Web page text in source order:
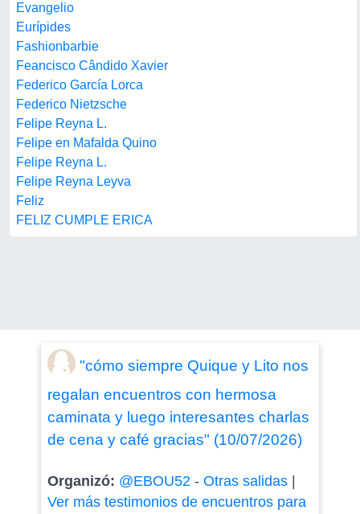
Evangelio
Eurípides
Fashionbarbie
Feancisco Cândido Xavier
Federico García Lorca
Federico Nietzsche
Felipe Reyna L.
Felipe en Mafalda Quino
Felipe Reyna L.
Felipe Reyna Leyva
Feliz
FELIZ CUMPLE ERICA
"cómo siempre Quique y Lito nos
regalan encuentros con hermosa
caminata y luego interesantes charlas
de cena y café gracias" (10/07/2026)
Organizó: @EBOU52- Otras salidas|
Ver más testimonios de encuentros para